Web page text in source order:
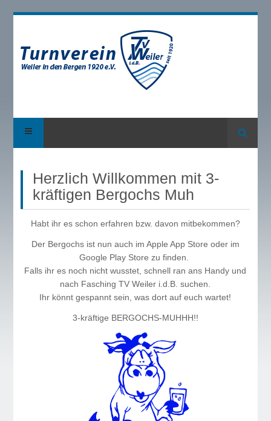
Suche
Herzlich Willkommen mit 3-
kräftigen Bergochs Muh
Habt ihr es schon erfahren bzw. davon mitbekommen?
Der Bergochs ist nun auch im Apple App Store oder im
Google Play Store zu finden.
Falls ihr es noch nicht wusstet, schnell ran ans Handy und
nach Fasching TV Weiler i.d.B. suchen.
Ihr könnt gespannt sein, was dort auf euch wartet!
3-kräftige BERGOCHS-MUHHH!!